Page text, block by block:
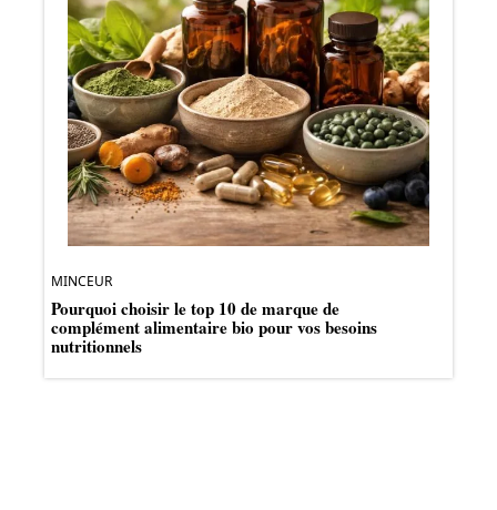
MINCEUR
Pourquoi choisir le top 10 de marque de
complément alimentaire bio pour vos besoins
nutritionnels